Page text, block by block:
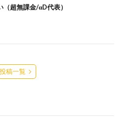
（超無課金/αD代表）
投稿一覧